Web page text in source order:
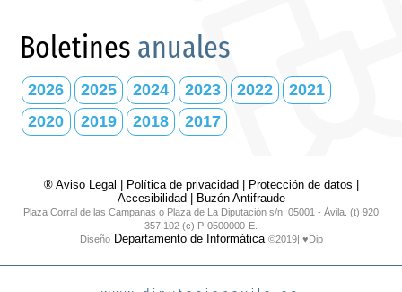
Boletines anuales
2026 2025 2024 2023 2022
2021
2020
2019 2018 2017
® Aviso Legal Política de privacidad Protección de datos
Accesibilidad
Buzón Antifraude
Plaza Corral de las Campanas o Plaza de La Diputación s/n. 05001 - Ávila. (t) 920
357 102 (c) P-0500000-E.
DiseñoDepartamento de Informática ©2019|I♥Dip